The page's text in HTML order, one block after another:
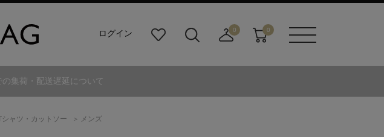
ログイン
り
ダ
0
寄
0
集荷・配送遅延について
シャツ・カットソー メンズ